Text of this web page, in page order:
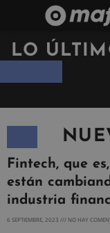
LO
Fintech, que
están
industria
6 SEPTIEMBRE, 2023 NO HAY